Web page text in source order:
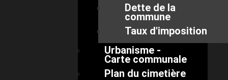
Dette de la
commune
Taux d'imposition
Urbanisme -
Carte communale
Plan du cimetière